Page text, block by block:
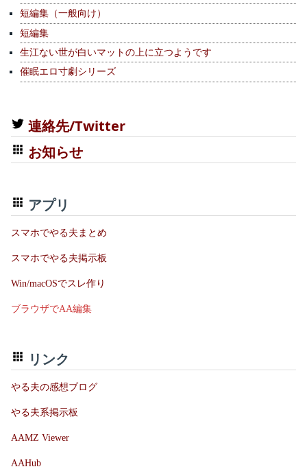
短編集（一般向け）
短編集
生江ない世が白いマットの上に立つようです
催眠エロ寸劇シリーズ
連絡先/Twitter
お知らせ
アプリ
スマホでやる夫まとめ
スマホでやる夫掲示板
Win/macOSでスレ作り
ブラウザでAA編集
リンク
やる夫の感想ブログ
やる夫系掲示板
AAMZ Viewer
AAHub